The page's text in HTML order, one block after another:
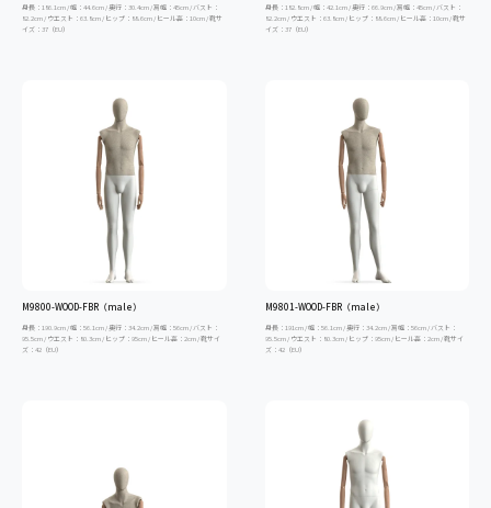
身長：186.1cm / 幅：44.6cm / 奥行：30.4cm / 肩幅：45cm / バスト：
82.2cm / ウエスト：63.8cm / ヒップ：88.6cm / ヒール高：10cm / 靴サ
イズ：37（EU）
身長：182.8cm / 幅：42.1cm / 奥行：66.9cm / 肩幅：45cm / バスト：
82.2cm / ウエスト：63.8cm / ヒップ：88.6cm / ヒール高：10cm / 靴サ
イズ：37（EU）
M9800-WOOD-FBR（male）
身長：190.9cm / 幅：56.1cm / 奥行：34.2cm / 肩幅：56cm / バスト：
95.5cm / ウエスト：80.3cm / ヒップ：95cm / ヒール高：2cm / 靴サイ
ズ：42（EU）
M9801-WOOD-FBR（male）
身長：191cm / 幅：56.1cm / 奥行：34.2cm / 肩幅：56cm / バスト：
95.5cm / ウエスト：80.3cm / ヒップ：95cm / ヒール高：2cm / 靴サイ
ズ：42（EU）